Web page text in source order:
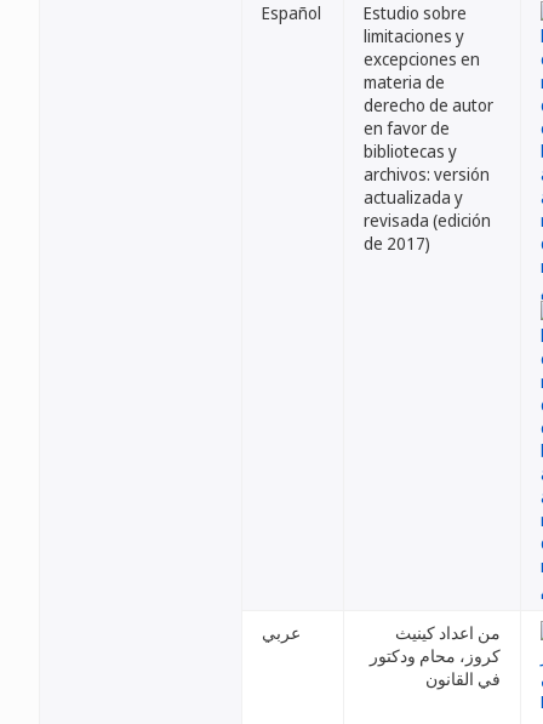
Español
Estudio sobre
limitaciones y
excepciones en
materia de
derecho de autor
en favor de
bibliotecas y
archivos: versión
actualizada y
revisada (edición
de 2017)
عربي
من اعداد كينيث
كروز، محام ودكتور
في القانون